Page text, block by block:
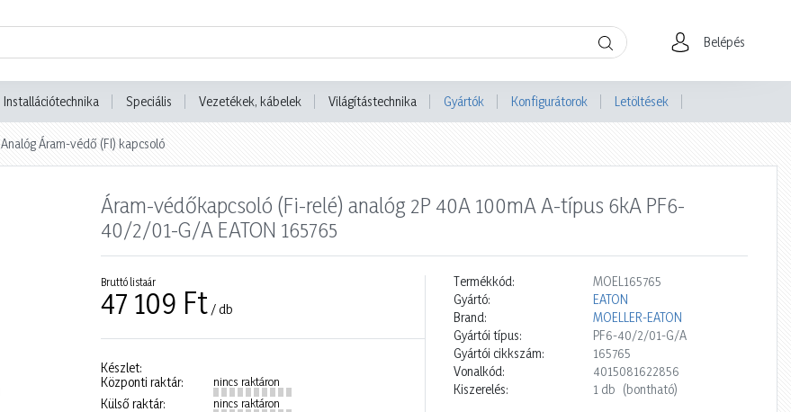
Belépés
Installációtechnika Speciális Vezetékek, kábelek Világítástechnika Gyártók Konfigurátorok Letöltések
Analóg Áram-védő (FI) kapcsoló
Áram-védőkapcsoló (Fi-relé) analóg 2P 40A 100mA A-típus 6kA PF6-
40/2/01-G/A EATON 165765
Bruttó listaár
47 109 Ft / db
Készlet:
Központi raktár:
nincs raktáron
Külső raktár: nincs raktáron
Termékkód:
MOEL165765
Gyártó:
EATON
Brand:
MOELLER-EATON
Gyártói típus:
PF6-40/2/01-G/A
Gyártói cikkszám:
165765
Vonalkód:
4015081622856
Kiszerelés:
1 db (bontható)